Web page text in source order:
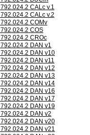
792.024.2 CALc v.1
792.024.2 CALc v.2
792.024.2 COMv
792.024.2 COS
792.024.2 CROc
792.024.2 DAN v1
792.024.2 DAN v10
792.024.2 DAN v11
792.024.2 DAN v12
792.024.2 DAN v13
792.024.2 DAN v14
792.024.2 DAN v16
792.024.2 DAN v17
792.024.2 DAN v19
792.024.2 DAN v2
792.024.2 DAN v20
792.024.2 DAN v21